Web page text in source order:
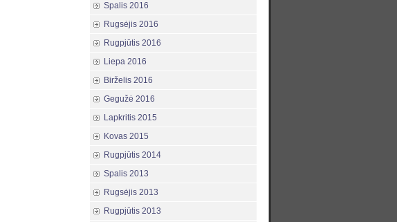
Spalis 2016
Rugsėjis 2016
Rugpjūtis 2016
Liepa 2016
Birželis 2016
Gegužė 2016
Lapkritis 2015
Kovas 2015
Rugpjūtis 2014
Spalis 2013
Rugsėjis 2013
Rugpjūtis 2013